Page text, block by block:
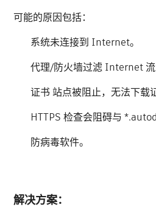
可能的原因包括：
系统未连接到 Internet。
代理/防火墙过滤 Internet 流
证书 站点被阻止，无法下载
HTTPS 检查会阻碍与
防病毒软件。
解决方案：